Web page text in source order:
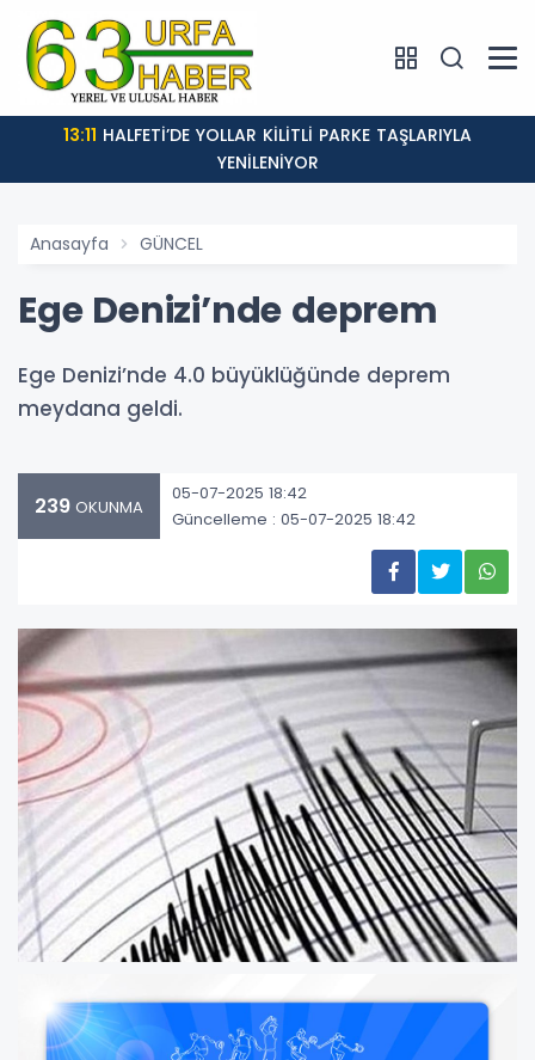
13:11
YENİLENİYOR
Anasayfa GÜNCEL
Ege Denizi’nde deprem
Ege Denizi’nde 4.0 büyüklüğünde deprem
meydana geldi.
239 OKUNMA
05-07-2025 18:42
Güncelleme : 05-07-2025 18:42